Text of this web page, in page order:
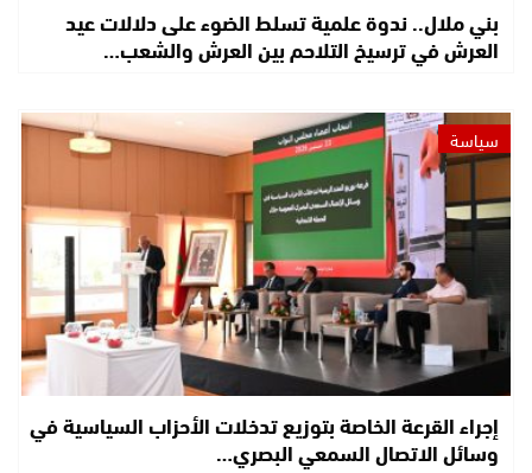
بني ملال.. ندوة علمية تسلط الضوء على دلالات عيد
العرش في ترسيخ التلاحم بين العرش والشعب…
سياسة
إجراء القرعة الخاصة بتوزيع تدخلات الأحزاب السياسية في
وسائل الاتصال السمعي البصري…